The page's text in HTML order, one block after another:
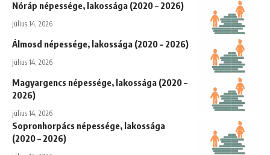
Nóráp népessége, lakossága (2020 – 2026)
július 14, 2026
Álmosd népessége, lakossága (2020 – 2026)
július 14, 2026
Magyargencs népessége, lakossága (2020 –
2026)
július 14, 2026
Sopronhorpács népessége, lakossága
(2020 – 2026)